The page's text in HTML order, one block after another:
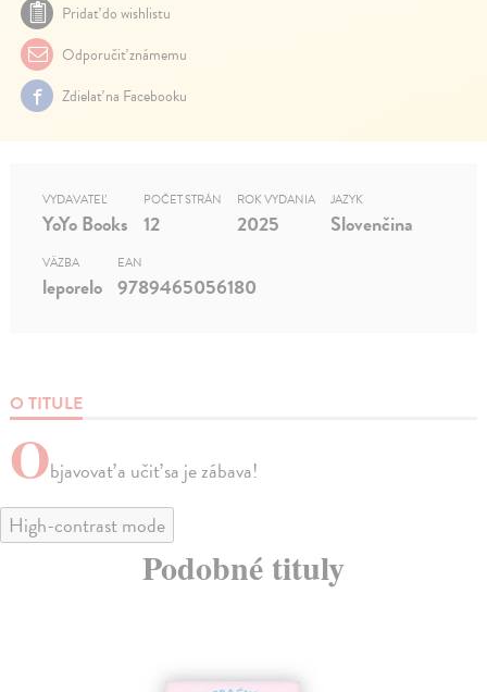
Pridať do wishlistu
Odporučiť známemu
Zdielať na Facebooku
O TITULE
Objavovať a učiť sa je zábava!
VYDAVATEĽ
YoYo Books
POČET STRÁN
12
ROK VYDANIA
2025
JAZYK
Slovenčina
VÄZBA
leporelo
EAN
9789465056180
High-contrast mode
Podobné tituly